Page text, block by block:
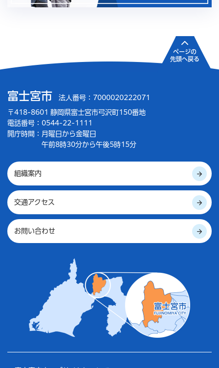
富士宮市 法人番号：7000020222071
〒418-8601 静岡県富士宮市弓沢町150番地
電話番号：0544-22-1111
開庁時間： 月曜日から金曜日
午前8時30分から午後5時15分
組織案内
交通アクセス
お問い合わせ
ページの
先頭へ戻る